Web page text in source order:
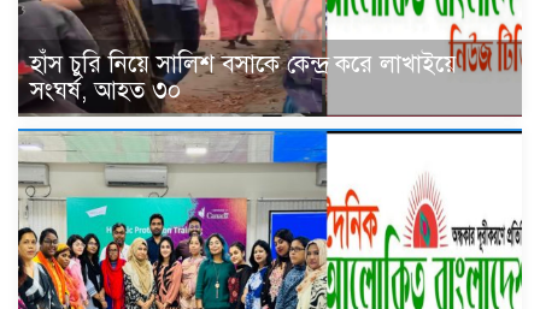
হাঁস চুরি নিয়ে সালিশ বসাকে কেন্দ্র করে লাখাইয়ে
সংঘর্ষ, আহত ৩০